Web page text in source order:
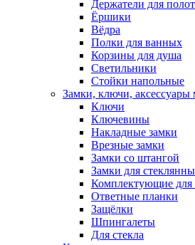
Держатели для
Ёршики
Вёдра
Полки для ванных
Корзины для душа
Светильники
Стойки напольные
Замки, ключи, аксессуары
Ключи
Ключевины
Накладные замки
Врезные замки
Замки со штангой
Замки для
Комплектующие для
Ответные планки
Защёлки
Шпингалеты
Для стекла